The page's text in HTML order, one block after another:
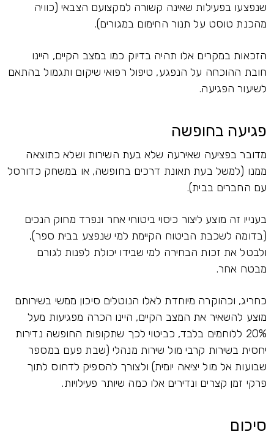
שנפצעו בפעילות שאינה קשורה למקצועם הצבאי (כוויה
מהכנת טוסט על תנור החימום במגורים).
הזכאות במקרים אלו תהיה בדיוק כמו במצב הקיים, היינו
חובת ההוכחה על הנפגע, טיפול רפואי שיקום ותגמול בהתאם
לשיעור הפגיעה.
פגיעה בחופשה
מדובר בפציעה שאירעה שלא בעת השירות ושלא כתוצאה
ממנו (למשל בעת תאונת דרכים בחופשה, או במשחק כדורסל
עם החברים בבית).
בענייו זה מוצע ליצור כיסוי ביטוחי אחר ונפרד מחוק הנכים
(בדומה לשכבת הביטוח הקיימת למי שנפצע בבית ספר),
ולבטל את זכות הבחירה למי שבידו יכולת לפנות לגורם
מבטח אחר.
כחריג, וכהוקרה מיוחדת לאלו הנוטלים סיכון ממשי בשירותם
מוצע להשאיר את המצב הקיים, היינו הכרה מפגיעות מעל
20% ללוחמים בלבד, כביטוי לכך שתקופות החופשה נדירות
יחסית בשירות קרבי מול שירות מנהלי (שבת פעם במספר
שבועות אל מול יציאה יומית) ולצורך להספיק לדחוס לתוך
פרקי זמן קצרים ונדירים אלו כמה שיותר פעילויות.
סיכום